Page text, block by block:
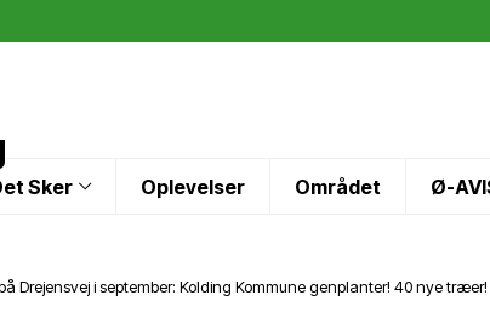
Sker Oplevelser Området Ø-
Drejensvej i september: Kolding Kommune genplanter! 40 nye træer!